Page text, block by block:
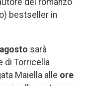
del romanzo
bestseller in
sarà
di Torricella
Maiella alle ore